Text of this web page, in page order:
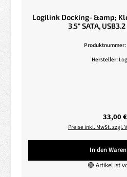
Logilink Docking- &amp;
3,5" SATA,
Produktnummer:
Hersteller:
33,00 €
Preise inkl. MwSt. zzgl.
In den
🟢 Artikel ist